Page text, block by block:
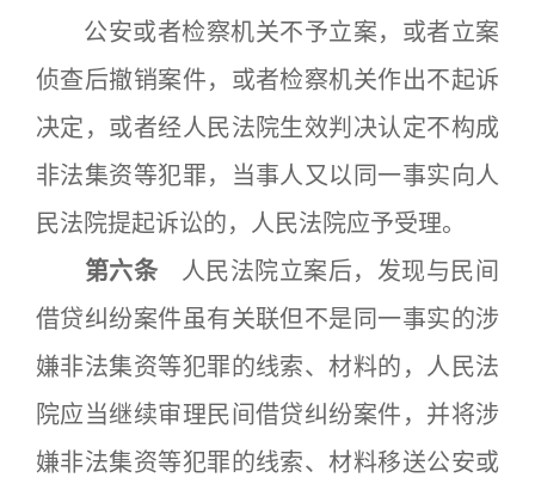
公安或者检察机关不予立案，或者立案
侦查后撤销案件，或者检察机关作出不起诉
决定，或者经人民法院生效判决认定不构成
非法集资等犯罪，当事人又以同一事实向人
民法院提起诉讼的，人民法院应予受理。
第六条 人民法院立案后，发现与民间
借贷纠纷案件虽有关联但不是同一事实的涉
嫌非法集资等犯罪的线索、材料的，人民法
院应当继续审理民间借贷纠纷案件，并将涉
嫌非法集资等犯罪的线索、材料移送公安或